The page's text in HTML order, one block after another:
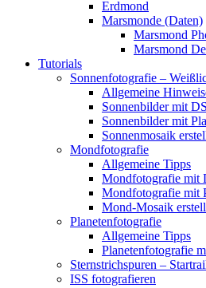
Erdmond
Marsmonde (Daten)
Marsmond
Marsmond
Tutorials
Sonnenfotografie –
Allgemeine
Sonnenbilder mit
Sonnenbilder mit
Sonnenmosaik
Mondfotografie
Allgemeine Tipps
Mondfotografie mit
Mondfotografie mit
Mond-Mosaik
Planetenfotografie
Allgemeine Tipps
Planetenfotografie
Sternstrichspuren –
ISS fotografieren